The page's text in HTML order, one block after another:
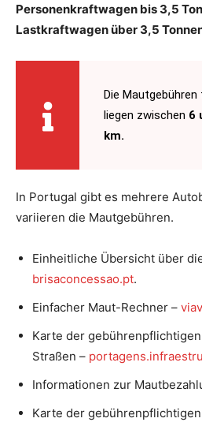
Personenkraftwagen bis 3,5
Lastkraftwagen über 3,5
Die
liegen zwischen 6
km.
In Portugal gibt es mehrere
variieren die Mautgebühren.
Einheitliche Übersicht über
brisaconcessao.pt.
Einfacher Maut-Rechner –
Karte der
Straßen –
Informationen zur
Karte der